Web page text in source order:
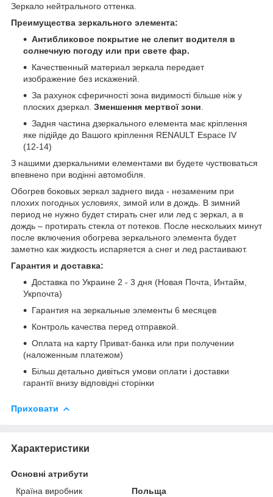
Зеркало нейтрального оттенка.
Преимущества зеркального элемента:
Антибликовое покрытие не слепит водителя в
солнечную погоду или при свете фар.
Качественный материал зеркала передает
изображение без искажений.
За рахунок сферичності зона видимості більше ніж у
плоских дзеркал. Зменшення мертвої зони
Задня частина дзеркального елемента має кріплення
яке підійде до Вашого кріплення RENAULT Espace IV
(12-14)
З нашими дзеркальними елементами ви будете чуствоваться
впевнено при водінні автомобіля.
Обогрев боковых зеркал заднего вида - незаменим при
плохих погодных условиях, зимой или в дождь. В зимний
период не нужно будет стирать снег или лед с зеркал, а в
дождь – протирать стекла от потеков. После нескольких минут
после включения обогрева зеркального элемента будет
заметно как жидкость испаряется а снег и лед растаивают.
Гарантия и доставка:
Доставка по Украине 2 - 3 дня (Новая Почта, Интайм,
Укрпочта)
Гарантия на зеркальные элементы 6 месяцев
Контроль качества перед отправкой.
Оплата на карту Приват-банка или при получении
(наложенным платежом)
Більш детально дивіться умови оплати і доставки
гарантії внизу відповідні сторінки
Приховати
Характеристики
Основні атрибути
Країна виробник
Польща